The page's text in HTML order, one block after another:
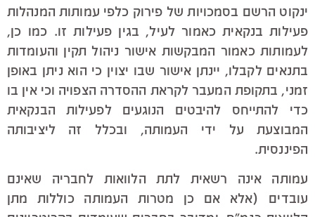
ינקוט הרשם בסמכויות של פירוק כלפי עמותות המנהלות
פעילות בנקאית כאמור לעיל, בגין פעילות זו. כמו כן,
לעמותות כאמור המבקשות אישור ניהול תקין והעומדות
בתנאים לקבלו, יינתן אישור שבו יצוין כי הוא ניתן באופן
זמני, בתקופת המעבר לקראת ההסדרה הצפויה וכי אין בו
כדי להתייחס להיבטים הנוגעים לפעילות הבנקאית
המבוצעת על ידי העמותה, ובכלל זה ליציבותה
הפיננסית.
עמותה אינה רשאית לתת הלוואות לחבריה שאינם
עובדים (אלא אם כן מטרות העמותה כוללות מתן